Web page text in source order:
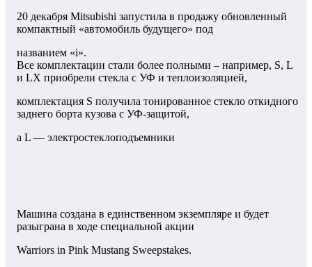
20 декабря Mitsubishi запустила в продажу обновленный
компактный «автомобиль будущего» под
названием «i».
Все комплектации стали более полными – например, S, L
и LX приобрели стекла с УФ и теплоизоляцией,
комплектация S получила тонированное стекло откидного
заднего борта кузова с УФ-защитой,
а L — электростеклоподъемники
Машина создана в единственном экземпляре и будет
разыграна в ходе специальной акции
Warriors in Pink Mustang Sweepstakes.